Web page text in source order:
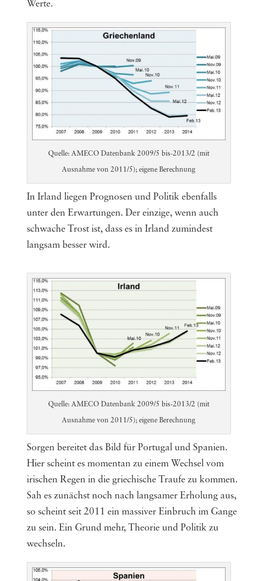
Werte.
Quelle: AMECO Datenbank 2009/5 bis-2013/2 (mit
Ausnahme von 2011/5); eigene Berechnung
In Irland liegen Prognosen und Politik ebenfalls
unter den Erwartungen. Der einzige, wenn auch
schwache Trost ist, dass es in Irland zumindest
langsam besser wird.
Quelle: AMECO Datenbank 2009/5 bis-2013/2 (mit
Ausnahme von 2011/5); eigene Berechnung
Sorgen bereitet das Bild für Portugal und Spanien.
Hier scheint es momentan zu einem Wechsel vom
irischen Regen in die griechische Traufe zu kommen.
Sah es zunächst noch nach langsamer Erholung aus,
so scheint seit 2011 ein massiver Einbruch im Gange
zu sein. Ein Grund mehr, Theorie und Politik zu
wechseln.